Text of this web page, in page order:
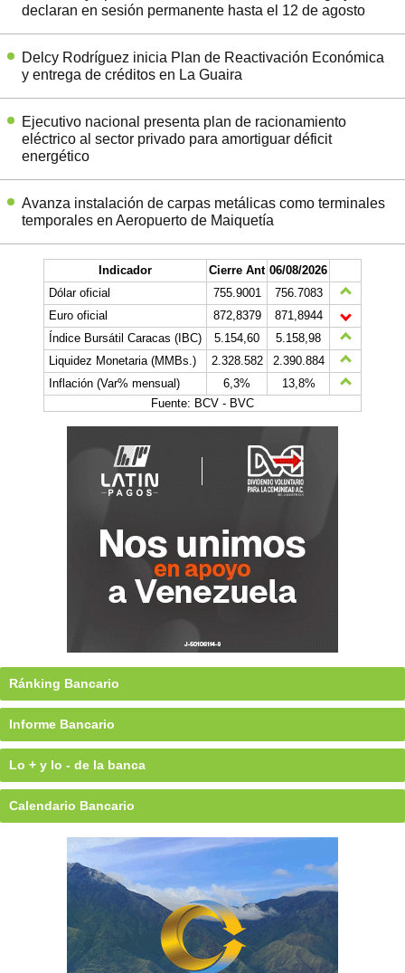
declaran en sesión permanente hasta el 12 de agosto
Delcy Rodríguez inicia Plan de Reactivación Económica
y entrega de créditos en La Guaira
Ejecutivo nacional presenta plan de racionamiento
eléctrico al sector privado para amortiguar déficit
energético
Avanza instalación de carpas metálicas como terminales
temporales en Aeropuerto de Maiquetía
Indicador Cierre Ant 06/08/2026
Dólar oficial
755.9001
756.7083
Euro oficial
872,8379
871,8944
Índice Bursátil Caracas (IBC)
5.154,60
5.158,98
Liquidez Monetaria (MMBs.)
2.328.582
2.390.884
Inflación (Var% mensual)
6,3%
13,8%
Fuente: BCV - BVC
Ránking Bancario
Informe Bancario
Lo + y lo - de la banca
Calendario Bancario